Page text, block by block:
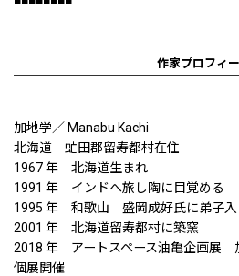
作家プロフィ
加地学／ Manabu Kachi
北海道 虻田郡留寿都村在住
1967 年 北海道生まれ
1991 年 インドへ旅し陶に目覚め
1995 年 和歌山 盛岡成好氏に弟
2001 年 北海道留寿都村に築窯
2018 年 アートスペース油亀企画展
個展開催